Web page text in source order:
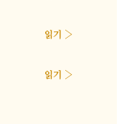
읽기 ›
읽기 ›